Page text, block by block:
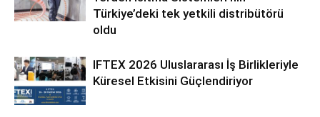
Türkiye’deki tek yetkili distribütörü
oldu
IFTEX 2026 Uluslararası İş Birlikleriyle
Küresel Etkisini Güçlendiriyor